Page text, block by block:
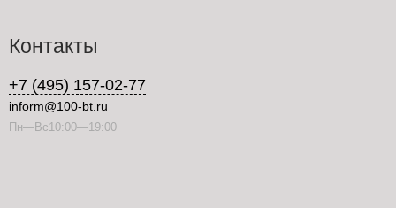
Контакты
+7 (495) 157-02-77
inform@100-bt.ru
Пн—Вс10:00—19:00